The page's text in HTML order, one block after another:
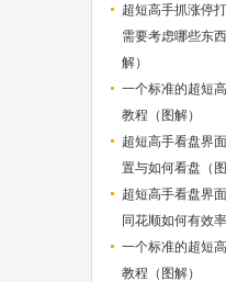
超短高手抓涨停
需要考虑哪些东
解）
一个标准的超短
教程（图解）
超短高手看盘界
置与如何看盘（图
超短高手看盘界
同花顺如何有效
一个标准的超短
教程（图解）